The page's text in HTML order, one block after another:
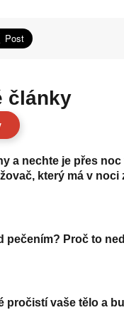
články
a nechte je přes
který má v noci
pečením? Proč to
pročistí vaše tělo a